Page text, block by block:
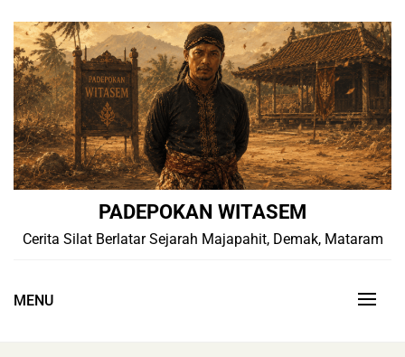
content
PADEPOKAN WITASEM
Cerita Silat Berlatar Sejarah Majapahit, Demak, Mataram
MENU